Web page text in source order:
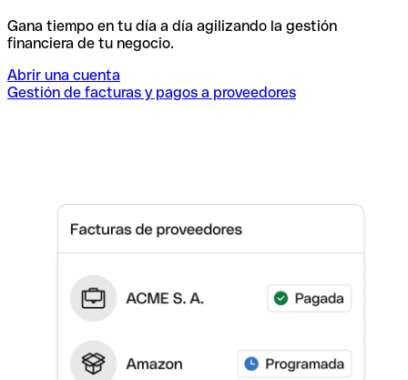
Gana tiempo en tu día a día agilizando la gestión
financiera de tu negocio.
Abrir una cuenta
Gestión de facturas y pagos a proveedores